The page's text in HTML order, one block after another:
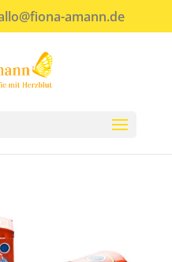
amann.de